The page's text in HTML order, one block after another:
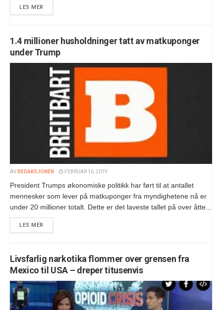
LES MER
1.4 millioner husholdninger tatt av matkuponger
under Trump
AV REDAKSJONEN FEBRUAR 16, 2019
President Trumps økonomiske politikk har ført til at antallet
mennesker som lever på matkuponger fra myndighetene nå er
under 20 millioner totalt. Dette er det laveste tallet på over åtte...
LES MER
Livsfarlig narkotika flommer over grensen fra
Mexico til USA – dreper titusenvis